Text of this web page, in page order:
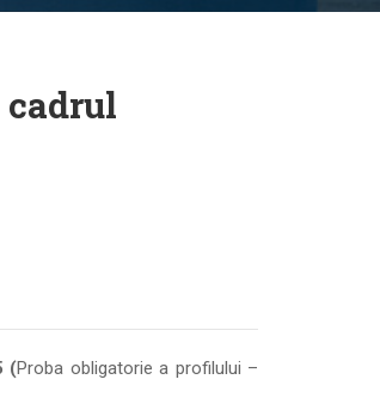
(Proba obligatorie a profilului –